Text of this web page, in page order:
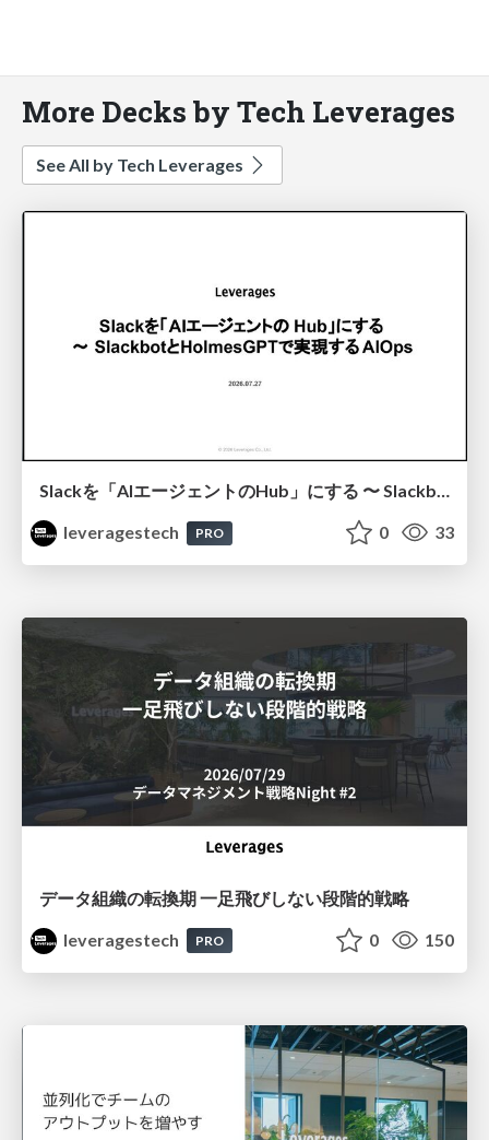
More Decks by Tech Leverages
See All by Tech Leverages
Slackを「AIエージェントのHub」にする 〜 SlackbotとHolmesGPTで実現するAIOps
leveragestech
PRO 0 33
データ組織の転換期 一足飛びしない段階的戦略
leveragestech
PRO 0 150